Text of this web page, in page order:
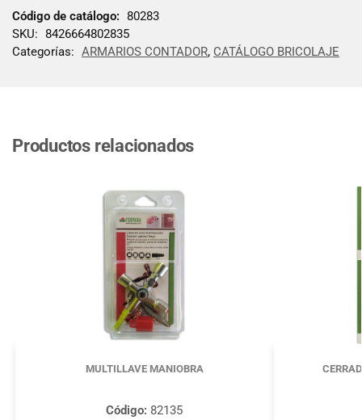
Código de catálogo: 80283
SKU: 8426664802835
Categorías: ARMARIOS CONTADOR, CATÁLOGO BRICOLAJE
Productos relacionados
MULTILLAVE MANIOBRA
Código: 82135